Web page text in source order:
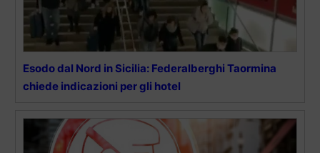
Esodo dal Nord in Sicilia: Federalberghi Taormina
chiede indicazioni per gli hotel